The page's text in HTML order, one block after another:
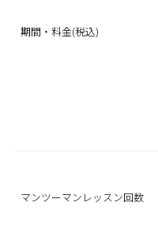
期間・料金(税込)
マンツーマンレッスン回数